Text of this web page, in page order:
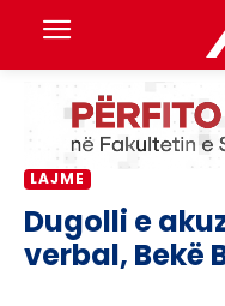
LAJME
Dugolli e
verbal, Bekë